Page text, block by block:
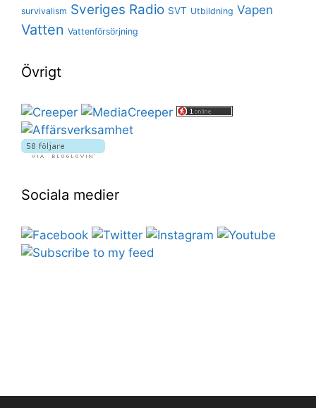
survivalism Sveriges Radio SVT Utbildning Vapen
Vatten Vattenförsörjning
Övrigt
Sociala medier